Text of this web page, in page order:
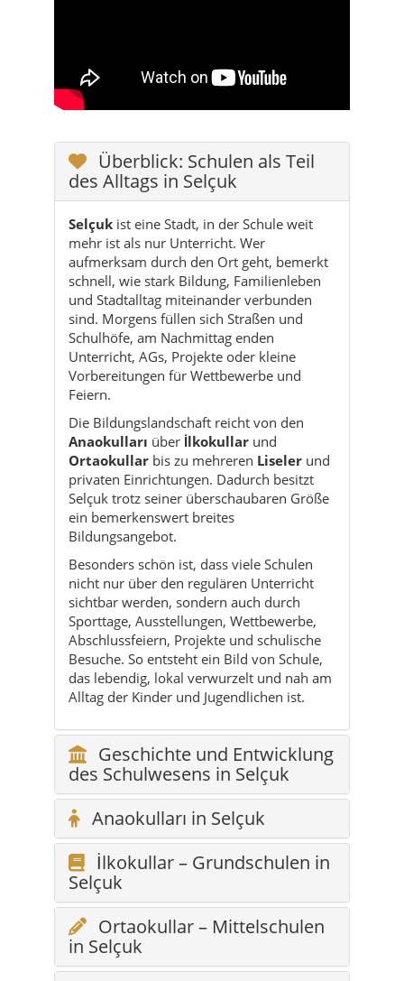
Überblick: Schulen als Teil
des Alltags in Selçuk
Selçuk ist eine Stadt, in der Schule weit
mehr ist als nur Unterricht. Wer
aufmerksam durch den Ort geht, bemerkt
schnell, wie stark Bildung, Familienleben
und Stadtalltag miteinander verbunden
sind. Morgens füllen sich Straßen und
Schulhöfe, am Nachmittag enden
Unterricht, AGs, Projekte oder kleine
Vorbereitungen für Wettbewerbe und
Feiern.
Die Bildungslandschaft reicht von den
Anaokulları über İlkokullar und
Ortaokullar bis zu mehreren Liseler und
privaten Einrichtungen. Dadurch besitzt
Selçuk trotz seiner überschaubaren Größe
ein bemerkenswert breites
Bildungsangebot.
Besonders schön ist, dass viele Schulen
nicht nur über den regulären Unterricht
sichtbar werden, sondern auch durch
Sporttage, Ausstellungen, Wettbewerbe,
Abschlussfeiern, Projekte und schulische
Besuche. So entsteht ein Bild von Schule,
das lebendig, lokal verwurzelt und nah am
Alltag der Kinder und Jugendlichen ist.
Geschichte und Entwicklung
des Schulwesens in Selçuk
Anaokulları in Selçuk
İlkokullar – Grundschulen in
Selçuk
Ortaokullar – Mittelschulen
in Selçuk